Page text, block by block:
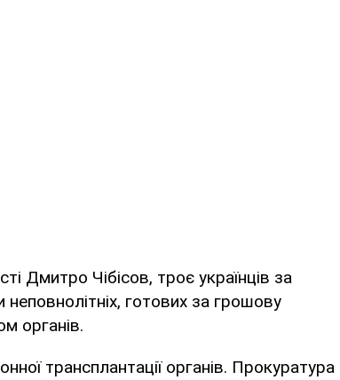
Дмитро Чібісов, троє українців за
готових за грошову
органів.
трансплантації органів. Прокуратура